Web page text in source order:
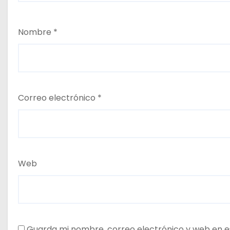
Nombre *
Correo electrónico *
Web